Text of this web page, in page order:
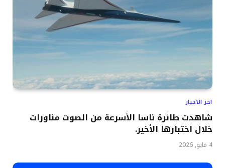
اخر الاخبار
شاهدت طائرة ناسا الأسرعة من الصوت مناورات
خلال اختبارها الأخير.
4 مايو, 2026